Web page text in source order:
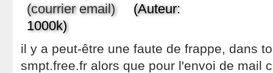
(courrier email)(Auteur:
1000k)
il y a peut-être une faute de frappe, dans
smpt.free.fr alors que pour l'envoi de mail